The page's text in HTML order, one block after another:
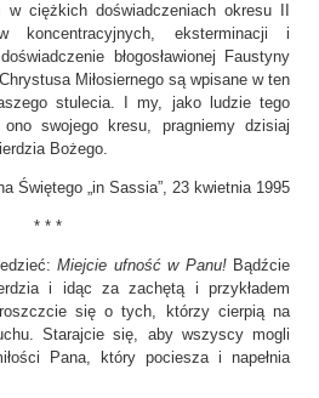
w ciężkich doświadczeniach okresu II
koncentracyjnych, eksterminacji i
błogosławionej Faustyny
Miłosiernego są wpisane w ten
stulecia. I my, jako ludzie tego
swojego kresu, pragniemy dzisiaj
Bożego.
Świętego „in Sassia”, 23 kwietnia 1995
* * *
Miejcie ufność w Panu!Bądźcie
i idąc za zachętą i przykładem
troszczcie się o tych, którzy cierpią na
Starajcie się, aby wszyscy mogli
Pana, który pociesza i napełnia